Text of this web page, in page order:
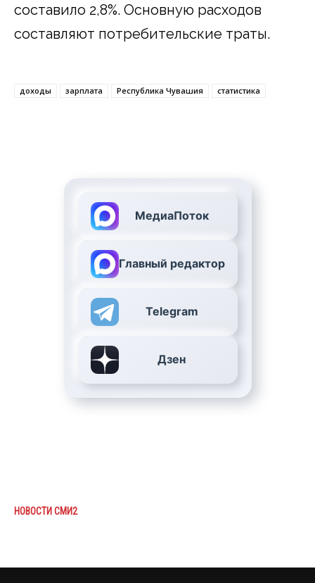
составило 2,8%. Основную расходов
составляют потребительские траты.
доходы зарплата Республика Чувашия статистика
МедиаПоток
Главный редактор
Telegram
Дзен
НОВОСТИ СМИ2